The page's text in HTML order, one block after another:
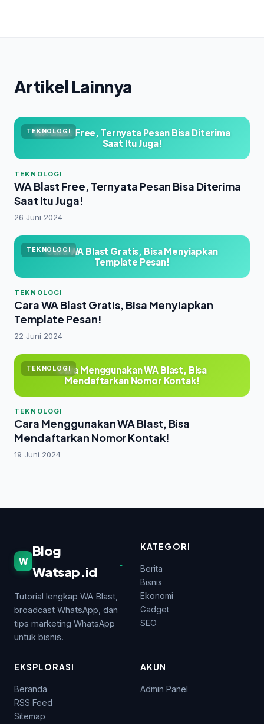
Artikel Lainnya
TEKNOLOGI
WA Blast Free, Ternyata Pesan Bisa Diterima
Saat Itu Juga!
TEKNOLOGI
WA Blast Free, Ternyata Pesan Bisa Diterima
Saat Itu Juga!
26 Juni 2024
TEKNOLOGI
Cara WA Blast Gratis, Bisa Menyiapkan
Template Pesan!
TEKNOLOGI
Cara WA Blast Gratis, Bisa Menyiapkan
Template Pesan!
22 Juni 2024
TEKNOLOGICara Menggunakan WA Blast, Bisa
Mendaftarkan Nomor Kontak!
TEKNOLOGI
Cara Menggunakan WA Blast, Bisa
Mendaftarkan Nomor Kontak!
19 Juni 2024
W
Blog
Watsap.id
.
Tutorial lengkap WA Blast,
broadcast WhatsApp, dan
tips marketing WhatsApp
untuk bisnis.
KATEGORI
Berita
Bisnis
Ekonomi
Gadget
SEO
EKSPLORASI
Beranda
RSS Feed
Sitemap
AKUN
Admin Panel